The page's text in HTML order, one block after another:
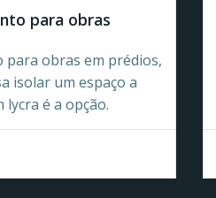
para obras
para obras em prédios,
isolar um espaço a
lycra é a opção.